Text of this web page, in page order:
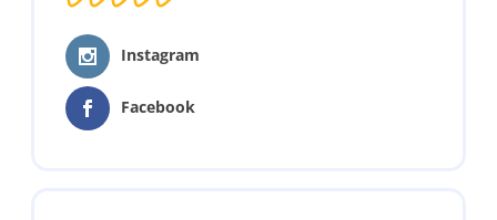
Instagram
Facebook